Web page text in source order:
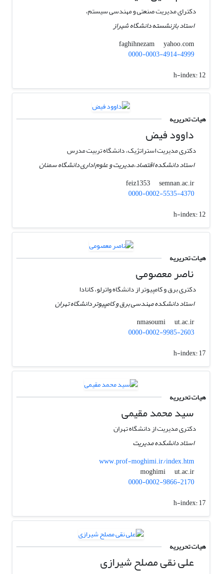
دکترای مدیریت صنعتی و مهندسی سیستم،
استاد بازنشسته دانشگاه شیراز
faghihnezam
yahoo.com
0000-0003-4914-4999
h-index:12
هیات تحریریه
داوود فیض
دکتری مدیریت استراتژیک، دانشگاه تربیت مدرس
استاد دانشکده اقتصاد،مدیریت و علوم اداری دانشگاه سمنان
feiz1353
semnan.ac.ir
0000-0002-5535-4370
h-index:12
هیات تحریریه
ناصر معصومی
دکتری برق و کامپیوتر از دانشگاه واترلو، کانادا
استاد دانشکده مهندسی برق و کامپیوتر دانشگاه تهران
nmasoumi
ut.ac.ir
0000-0002-9985-2603
h-index:17
هیات تحریریه
سید محمد مقیمی
دکتری مدیریت از دانشگاه تهران
استاد دانشکده مدیریت
www.prof-moghimi.ir/index.htm
moghimi
ut.ac.ir
0000-0002-9866-2170
h-index:17
هیات تحریریه
علی نقی مصلح شیرازی